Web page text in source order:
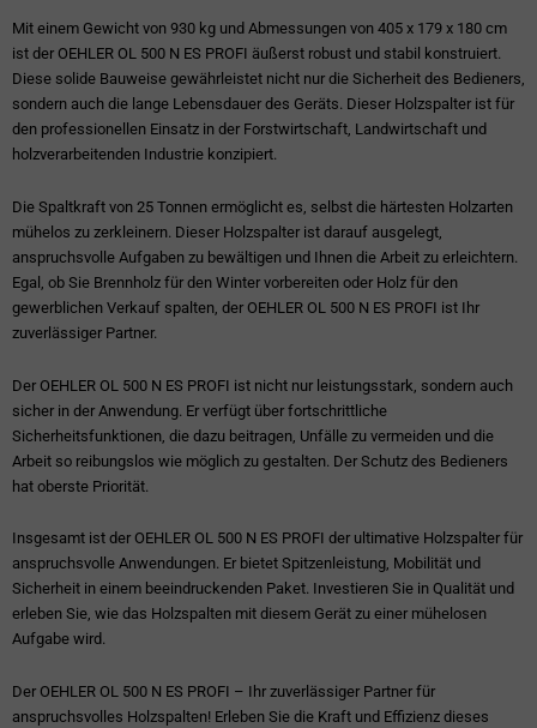
Mit einem Gewicht von 930 kg und Abmessungen von 405 x 179 x 180 cm
ist der OEHLER OL 500 N ES PROFI äußerst robust und stabil konstruiert.
Diese solide Bauweise gewährleistet nicht nur die Sicherheit des Bedieners,
sondern auch die lange Lebensdauer des Geräts. Dieser Holzspalter ist für
den professionellen Einsatz in der Forstwirtschaft, Landwirtschaft und
holzverarbeitenden Industrie konzipiert.
Die Spaltkraft von 25 Tonnen ermöglicht es, selbst die härtesten Holzarten
mühelos zu zerkleinern. Dieser Holzspalter ist darauf ausgelegt,
anspruchsvolle Aufgaben zu bewältigen und Ihnen die Arbeit zu erleichtern.
Egal, ob Sie Brennholz für den Winter vorbereiten oder Holz für den
gewerblichen Verkauf spalten, der OEHLER OL 500 N ES PROFI ist Ihr
zuverlässiger Partner.
Der OEHLER OL 500 N ES PROFI ist nicht nur leistungsstark, sondern auch
sicher in der Anwendung. Er verfügt über fortschrittliche
Sicherheitsfunktionen, die dazu beitragen, Unfälle zu vermeiden und die
Arbeit so reibungslos wie möglich zu gestalten. Der Schutz des Bedieners
hat oberste Priorität.
Insgesamt ist der OEHLER OL 500 N ES PROFI der ultimative Holzspalter für
anspruchsvolle Anwendungen. Er bietet Spitzenleistung, Mobilität und
Sicherheit in einem beeindruckenden Paket. Investieren Sie in Qualität und
erleben Sie, wie das Holzspalten mit diesem Gerät zu einer mühelosen
Aufgabe wird.
Der OEHLER OL 500 N ES PROFI – Ihr zuverlässiger Partner für
anspruchsvolles Holzspalten! Erleben Sie die Kraft und Effizienz dieses